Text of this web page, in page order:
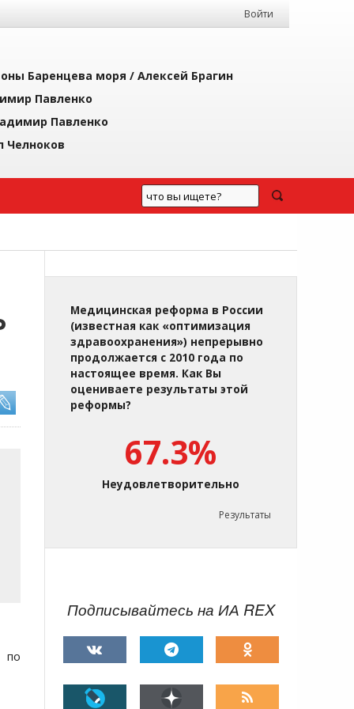
Войти
Баренцева моря / Алексей Брагин
Павленко
Павленко
Челноков
по
Медицинская реформа в России
(известная как «оптимизация
здравоохранения») непрерывно
продолжается с 2010 года по
настоящее время. Как Вы
оцениваете результаты этой
реформы?
67.3%
Неудовлетворительно
Результаты
Подписывайтесь на ИА REX